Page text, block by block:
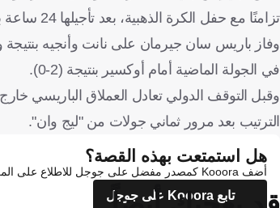
تزامنًا مع حفل الكرة الذهبية، بعد تأجيلها 24 ساعة بسبب سوء الأحوال الجوية، قبل تعادلين متتاليين في آخر جولتين.
في الجولة الماضية أمام أوكسير بنتيجة (2-0).
الترتيب بعد مرور ثماني جولات من "ليج وان".
هل استمتعت بهذه القصة؟
أضف Kooora كمصدر مفضل على جوجل للاطلاع على المزيد من تقاريرنا
تابع Kooora على جوجل